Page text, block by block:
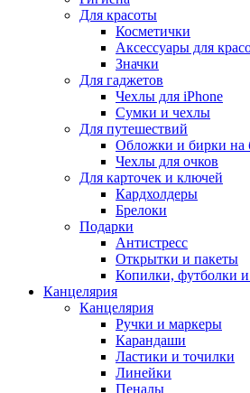
Для красоты
Косметички
Аксессуары для
Значки
Для гаджетов
Чехлы для iPhone
Сумки и чехлы
Для путешествий
Обложки и бирки на
Чехлы для очков
Для карточек и ключей
Кардхолдеры
Брелоки
Подарки
Антистресс
Открытки и пакеты
Копилки, футболки и
Канцелярия
Канцелярия
Ручки и маркеры
Карандаши
Ластики и точилки
Линейки
Пеналы